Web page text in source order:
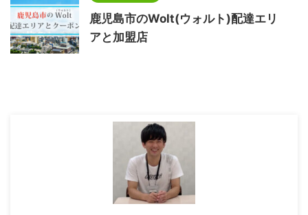
鹿児島市のWolt(ウォルト)配達エリ
アと加盟店